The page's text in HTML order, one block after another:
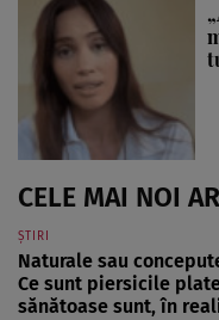
CELE MAI NOI
ȘTIRI
Naturale sau
Ce sunt piersicile
sănătoase sunt, în